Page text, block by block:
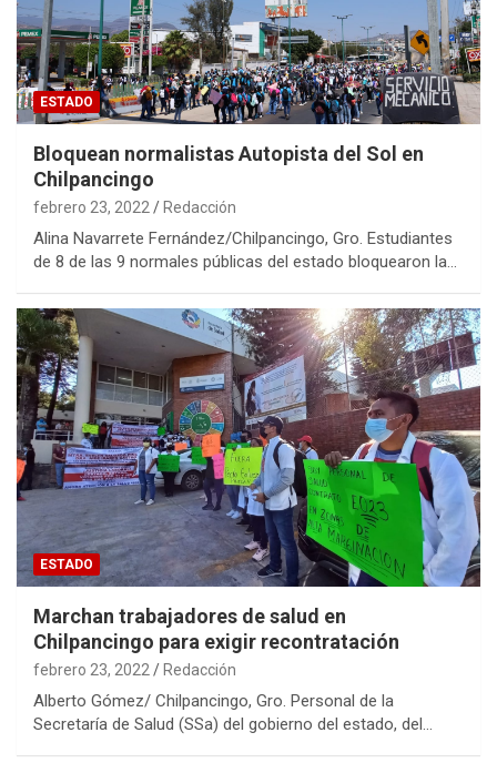
ESTADO
Bloquean normalistas Autopista del Sol en
Chilpancingo
febrero 23, 2022 Redacción
Alina Navarrete Fernández/Chilpancingo, Gro. Estudiantes
de 8 de las 9 normales públicas del estado bloquearon la…
ESTADO
Marchan trabajadores de salud en
Chilpancingo para exigir recontratación
febrero 23, 2022 Redacción
Alberto Gómez/ Chilpancingo, Gro. Personal de la
Secretaría de Salud (SSa) del gobierno del estado, del…